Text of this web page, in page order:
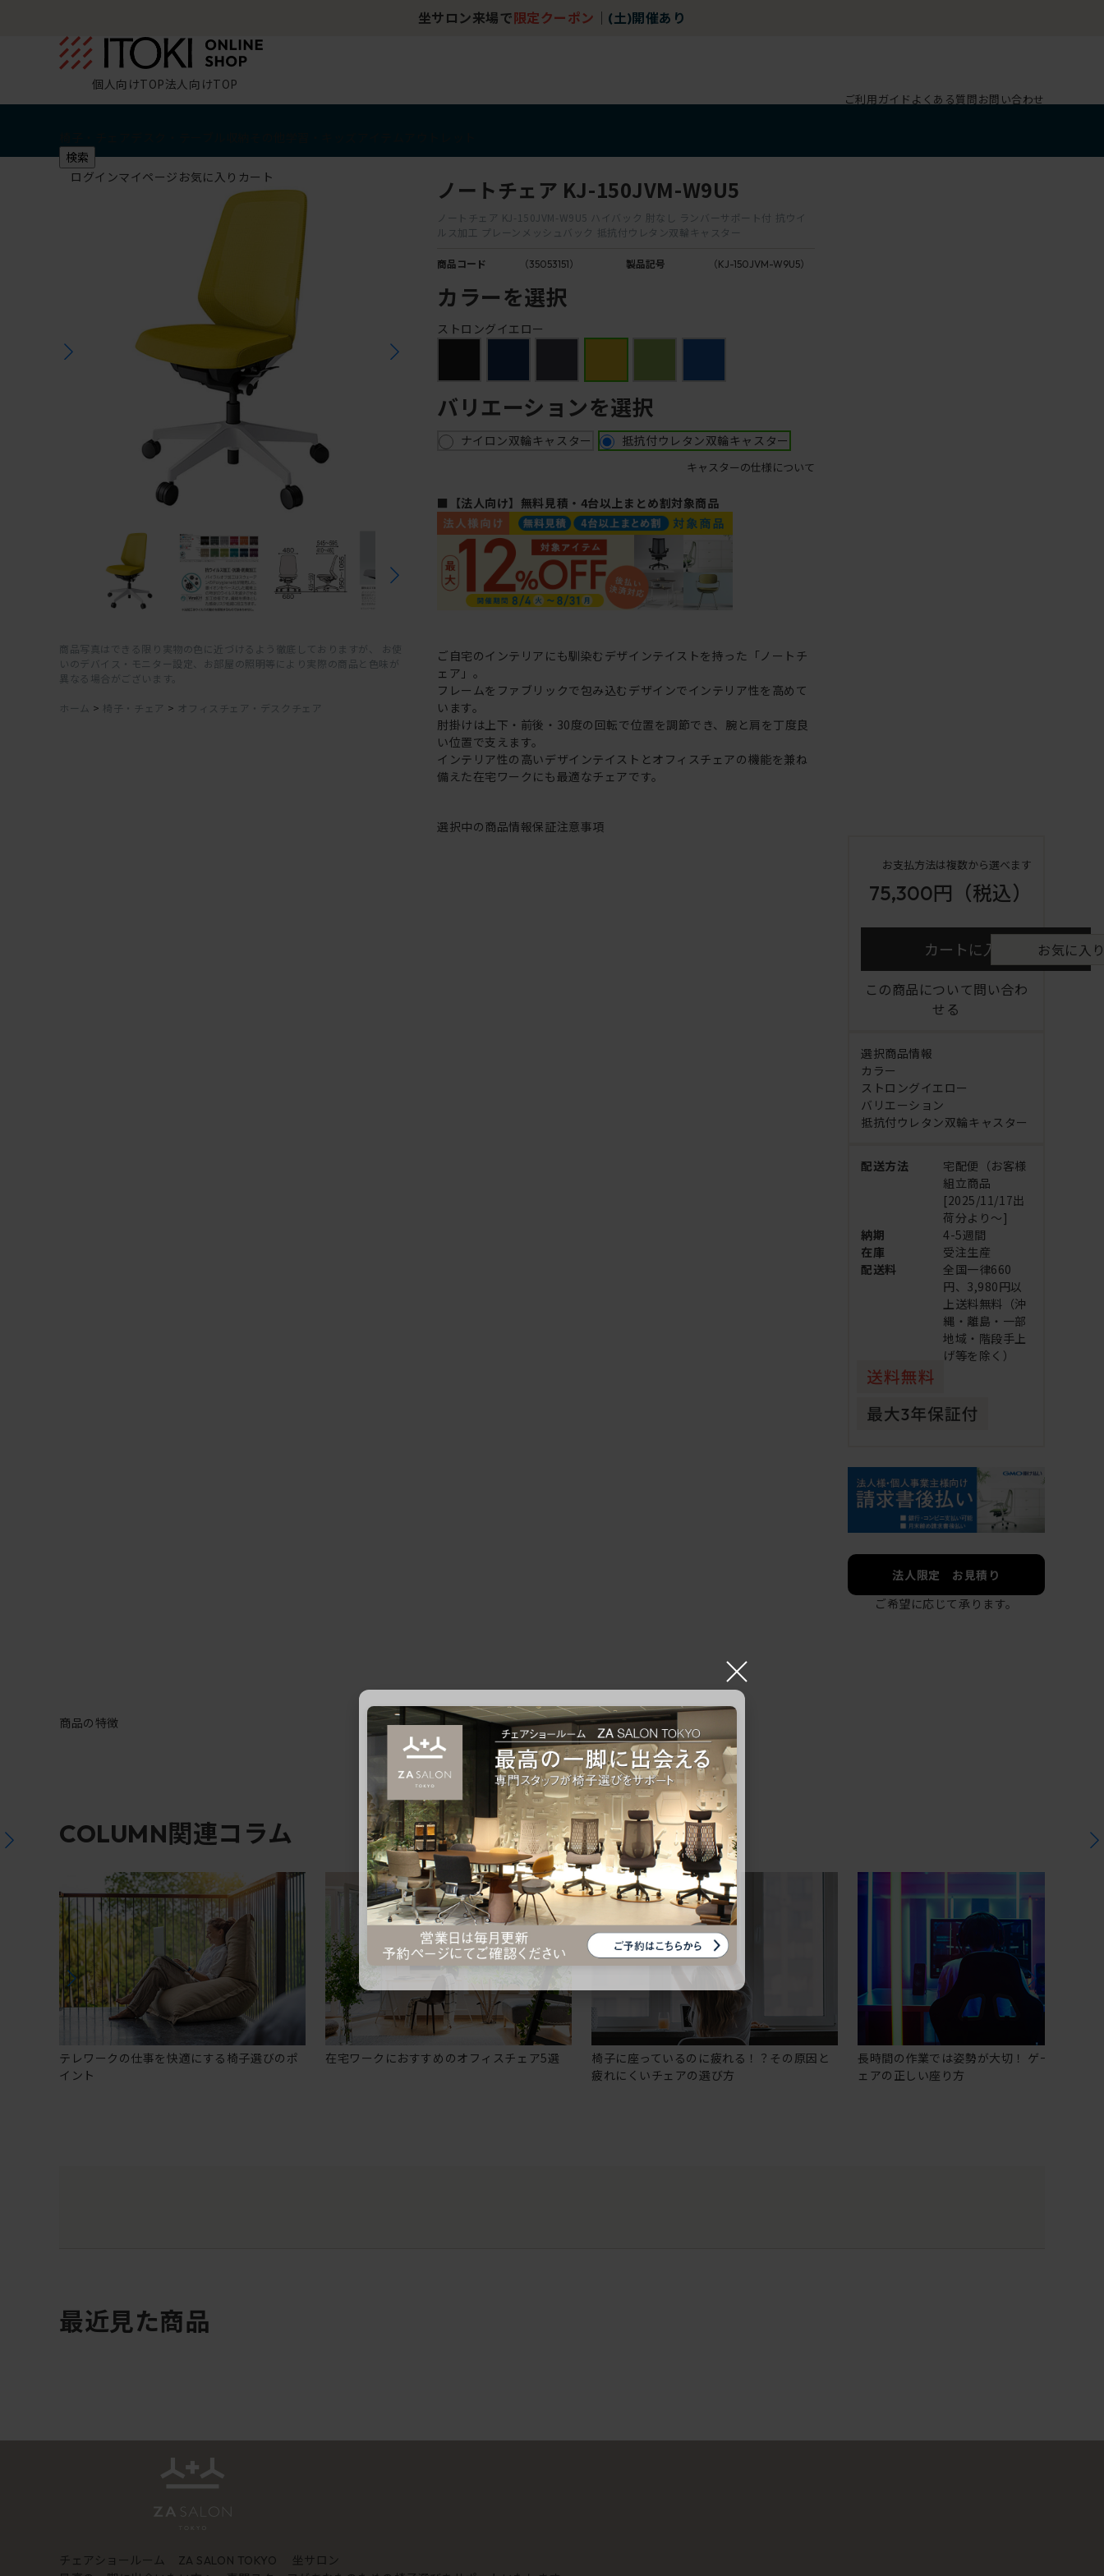
坐サロン来場で 限定クーポン (土)開催あり
個人向けTOP法人向けTOP
ご利用ガイド よくある質問お問い合わせ
検索
ログインマイページ お気に入り カート
商品写真はできる限り実物の色に近づけるよう徹底しておりますが、 お使
いのデバイス・モニター設定、お部屋の照明等により実際の商品と色味が
異なる場合がございます。
ホーム > 椅子・チェア > オフィスチェア・デスクチェア
ノートチェア KJ-150JVM-W9U5
ノートチェア KJ-150JVM-W9U5 ハイバック 肘なし ランバーサポート付 抗ウイ
ルス加工 プレーンメッシュバック 抵抗付ウレタン双輪キャスター
商品コード （35053151） 製品記号 （KJ-150JVM-W9U5）
カラーを選択
ストロングイエロー
バリエーションを選択
ナイロン双輪キャスター 抵抗付ウレタン双輪キャスター
キャスターの仕様について
■【法人向け】無料見積・4台以上まとめ割対象商品
ご自宅のインテリアにも馴染むデザインテイストを持った「ノートチ
ェア」。
フレームをファブリックで包み込むデザインでインテリア性を高めて
います。
肘掛けは上下・前後・30度の回転で位置を調節でき、腕と肩を丁度良
い位置で支えます。
インテリア性の高いデザインテイストとオフィスチェアの機能を兼ね
備えた在宅ワークにも最適なチェアです。
選択中の商品情報保証注意事項
お支払方法は複数から選べます
75,300円 （税込）
カートに入れる お気に入
この商品について問い合わ
せる
選択商品情報
カラー
ストロングイエロー
バリエーション
抵抗付ウレタン双輪キャスター
配送方法
宅配便（お客様
組立商品
[2025/11/17出
荷分より～]
納期
4-5週間
在庫
受注生産
配送料
全国一律660
円、3,980円以
上送料無料（沖
縄・離島・一部
地域・階段手上
げ等を除く）
法人限定 お見積り
ご希望に応じて承ります。
商品の特徴
COLUMN関連コラム
テレワークの仕事を快適にする椅子選びのポ
イント
在宅ワークにおすすめのオフィスチェア5選
椅子に座っているのに疲れる！？その原因と
疲れにくいチェアの選び方
長時間の作業では姿勢が大切！ ゲーミングチ
ェアの正しい座り方
最近見た商品
チェアショールーム ZA SALON TOKYO
坐サロン
×